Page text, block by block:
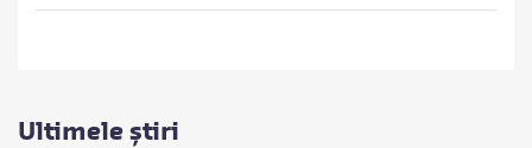
Ultimele știri